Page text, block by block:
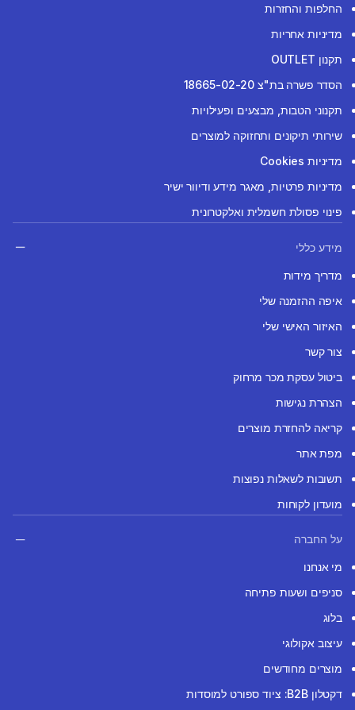
החלפות והחזרות
מדיניות אחריות
תקנון OUTLET
הסדר פשרה בת"צ 18665-02-20
תקנוני הטבות, מבצעים ופעילויות
שירותי תיקונים ותחזוקה למוצרים
מדיניות Cookies
מדיניות פרטיות, מאגר מידע ודיוור ישיר
פינוי פסולת חשמלית ואלקטרונית
מידע כללי
מדריך מידות
איפה ההזמנה שלי
האיזור האישי שלי
צור קשר
ביטול עסקת מכר מרחוק
הצהרת נגישות
קריאה להחזרת מוצרים
מפת אתר
תשובות לשאלות נפוצות
מועדון לקוחות
על החברה
מי אנחנו
סניפים ושעות פתיחה
בלוג
עיצוב אקולוגי
מוצרים מחודשים
דקטלון B2B: ציוד ספורט למוסדות